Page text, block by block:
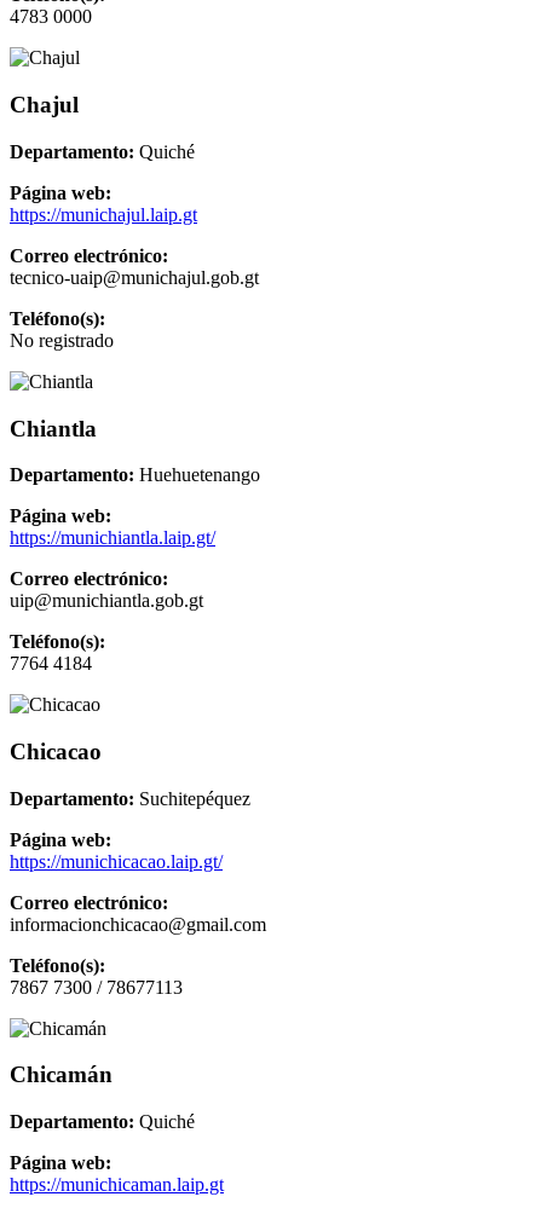
4783 0000
Chajul
Departamento: Quiché
Página web:
https://munichajul.laip.gt
Correo electrónico:
tecnico-uaip@munichajul.gob.gt
Teléfono(s):
No registrado
Chiantla
Departamento: Huehuetenango
Página web:
https://munichiantla.laip.gt/
Correo electrónico:
uip@munichiantla.gob.gt
Teléfono(s):
7764 4184
Chicacao
Departamento: Suchitepéquez
Página web:
https://munichicacao.laip.gt/
Correo electrónico:
informacionchicacao@gmail.com
Teléfono(s):
7867 7300 / 78677113
Chicamán
Departamento: Quiché
Página web:
https://munichicaman.laip.gt